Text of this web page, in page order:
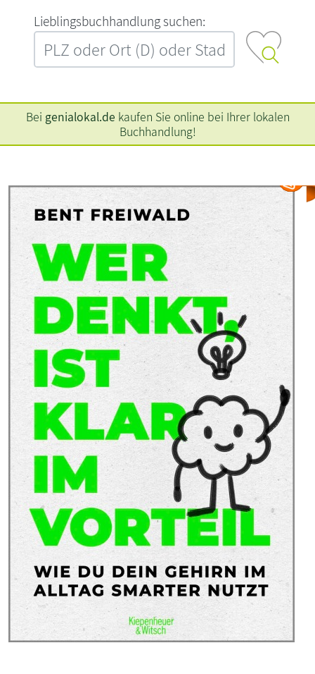
L‍i‍e‍b‍l‍i‍n‍g‍s‍b‍u‍c‍h‍h‍a‍n‍d‍l‍u‍n‍g‍ ‍s‍u‍c‍h‍e‍n‍:‍
Bei genialokal.de kaufen Sie online bei Ihrer lokalen
Buchhandlung!